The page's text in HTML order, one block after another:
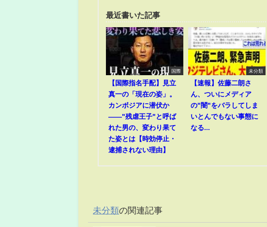
最近書いた記事
国際
【国際指名手配】見立
真一の「現在の姿」。
カンボジアに潜伏か
――"残虐王子"と呼ば
れた男の、変わり果て
た姿とは【時効停止・
逮捕されない理由】
未分類
【速報】佐藤二朗さ
ん、ついにメディア
の"闇"をバラしてしま
いとんでもない事態に
なる...
未分類の関連記事